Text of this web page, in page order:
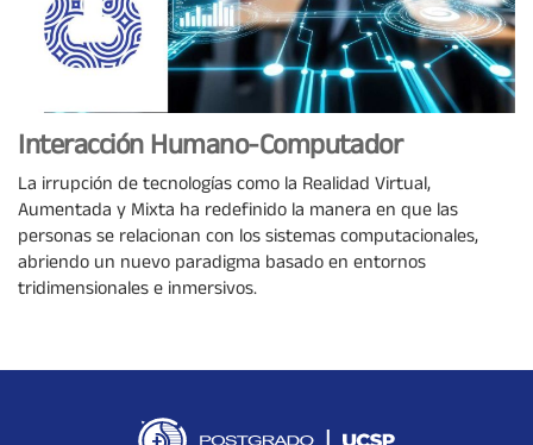
Interacción Humano-Computador
La irrupción de tecnologías como la Realidad Virtual,
Aumentada y Mixta ha redefinido la manera en que las
personas se relacionan con los sistemas computacionales,
abriendo un nuevo paradigma basado en entornos
tridimensionales e inmersivos.